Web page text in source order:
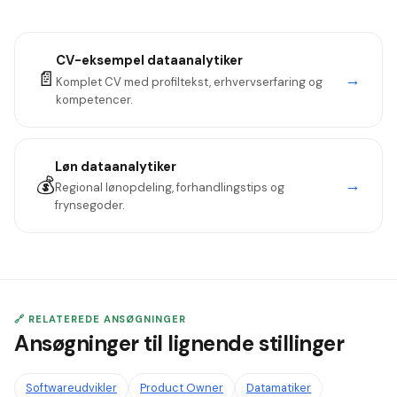
📄
CV-eksempel dataanalytiker
Komplet CV med profiltekst, erhvervserfaring og
kompetencer.
→
💰
Løn dataanalytiker
Regional lønopdeling, forhandlingstips og
frynsegoder.
→
🔗 RELATEREDE ANSØGNINGER
Ansøgninger til lignende stillinger
Softwareudvikler Product Owner
Datamatiker